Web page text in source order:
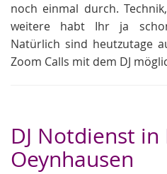
noch einmal durch.
weitere habt Ihr ja
Natürlich sind heutzutage
Zoom Calls mit dem DJ
DJ Notdienst in
Oeynhausen